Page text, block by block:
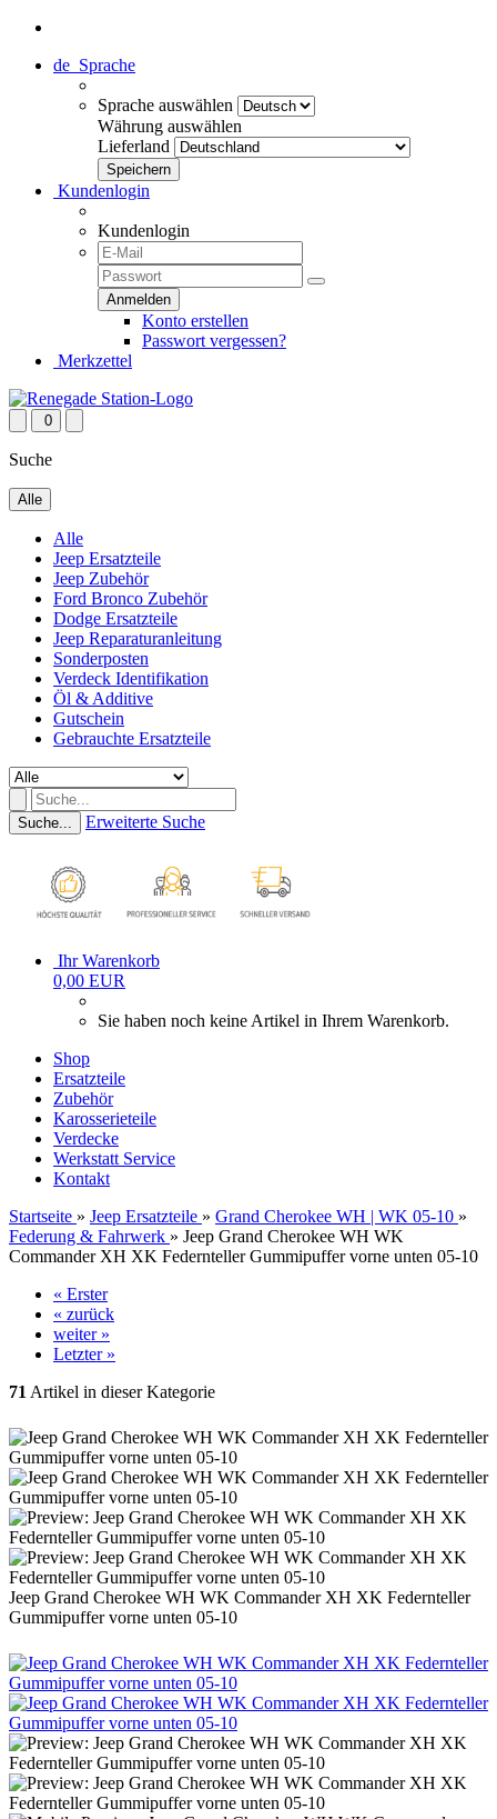
de Sprache
Sprache auswählen
Währung auswählen
Lieferland
Kundenlogin
Kundenlogin
Konto erstellen
Passwort vergessen?
Merkzettel
0
Suche
Alle
Alle
Jeep Ersatzteile
Jeep Zubehör
Ford Bronco Zubehör
Dodge Ersatzteile
Jeep Reparaturanleitung
Sonderposten
Verdeck Identifikation
Öl & Additive
Gutschein
Gebrauchte Ersatzteile
Suche... Erweiterte Suche
Ihr Warenkorb
0,00 EUR
Sie haben noch keine Artikel in Ihrem Warenkorb.
Shop
Ersatzteile
Zubehör
Karosserieteile
Verdecke
Werkstatt Service
Kontakt
Startseite » Jeep Ersatzteile » Grand Cherokee WH | WK 05-10 »
Federung & Fahrwerk » Jeep Grand Cherokee WH WK
Commander XH XK Federnteller Gummipuffer vorne unten 05-10
« Erster
« zurück
weiter »
Letzter »
71 Artikel in dieser Kategorie
Jeep Grand Cherokee WH WK Commander XH XK Federnteller
Gummipuffer vorne unten 05-10